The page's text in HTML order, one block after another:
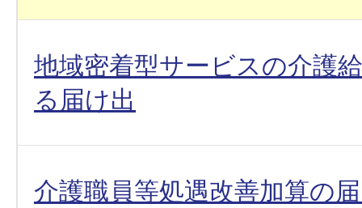
地域密着型サービスの介護
る届け出
介護職員等処遇改善加算の